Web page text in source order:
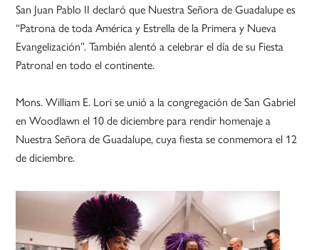
San Juan Pablo II declaró que Nuestra Señora de Guadalupe es
“Patrona de toda América y Estrella de la Primera y Nueva
Evangelización”. También alentó a celebrar el día de su Fiesta
Patronal en todo el continente.
Mons. William E. Lori se unió a la congregación de San Gabriel
en Woodlawn el 10 de diciembre para rendir homenaje a
Nuestra Señora de Guadalupe, cuya fiesta se conmemora el 12
de diciembre.